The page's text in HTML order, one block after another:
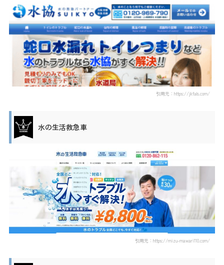
引用元：https://jkfals.com/
水の生活救急車
引用元：https://mizu-mawari110.com/